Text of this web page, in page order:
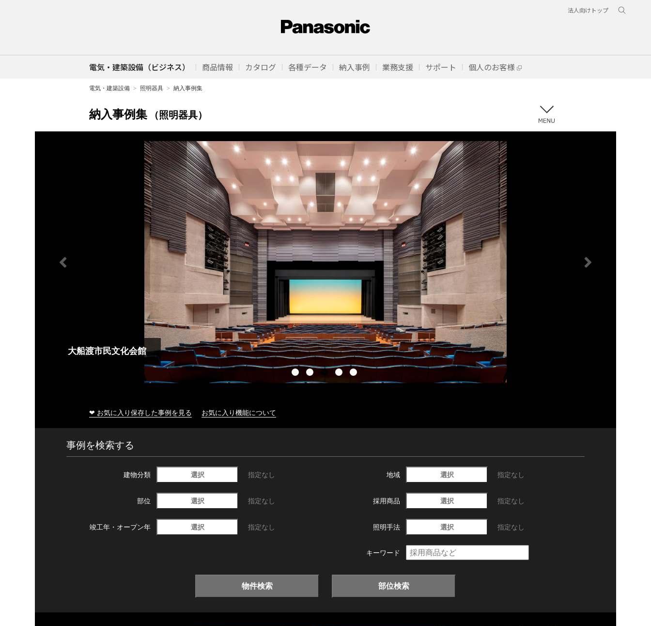
法人向けトップ
電気・建築設備（ビジネス） 商品情報 カタログ 各種データ 納入事例 業務支援 サポート 個人のお客様
電気・建築設備 照明器具 納入事例集
納入事例集 （照明器具）
大船渡市民文化会館
❤ お気に入り保存した事例を見る お気に入り機能について
事例を検索する
建物分類 選択 指定なし 地域 選択 指定なし
部位 選択 指定なし 採用商品 選択 指定なし
竣工年・ オープン年 選択 指定なし 照明手法 選択 指定なし
キーワード
物件検索 部位検索